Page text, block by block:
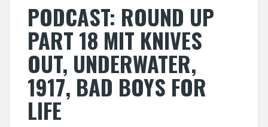
PODCAST: ROUND UP
PART 18 MIT KNIVES
OUT, UNDERWATER,
1917, BAD BOYS FOR
LIFE